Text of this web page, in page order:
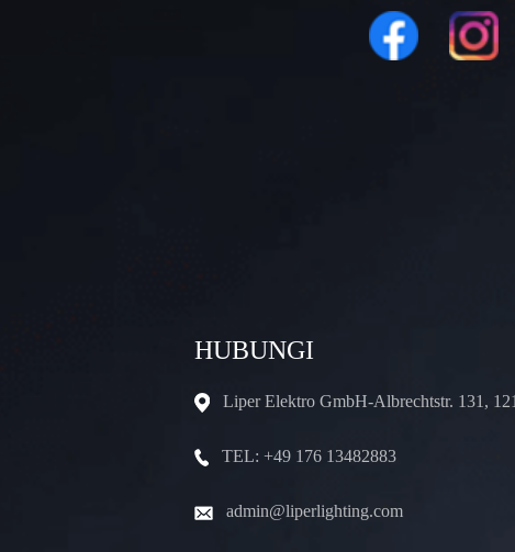
HUBUNGI
Liper Elektro GmbH-Albrechtstr. 131,
TEL: +49 176 13482883
admin@liperlighting.com